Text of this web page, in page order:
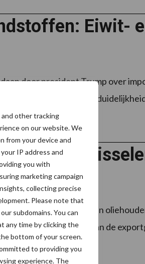
and other tracking
on our website. We
from your device and
IP address and
you with
marketing campaign
collecting precise
Please note that
subdomains. You can
any time by clicking the
bottom of your screen.
to providing you
experience. The
Eiwit-
door president Trump over
is nog veel
en de import van
achter ten opzichte van de